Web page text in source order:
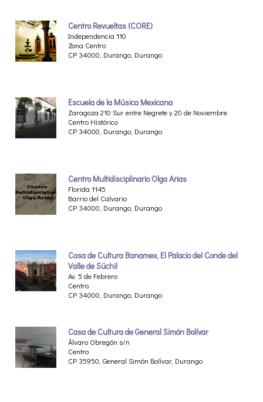
Centro Revueltas (CORE)
Independencia 110
Zona Centro
CP 34000, Durango, Durango
Escuela de la Música Mexicana
Zaragoza 210 Sur entre Negrete y 20 de Noviembre
Centro Histórico
CP 34000, Durango, Durango
Centro Multidisciplinario Olga Arias
Florida 1145
Barrio del Calvario
CP 34000, Durango, Durango
Casa de Cultura Banamex, El Palacio del Conde del
Valle de Súchil
Av. 5 de Febrero
Centro
CP 34000, Durango, Durango
Casa de Cultura de General Simón Bolívar
Álvaro Obregón s/n
Centro
CP 35950, General Simón Bolívar, Durango